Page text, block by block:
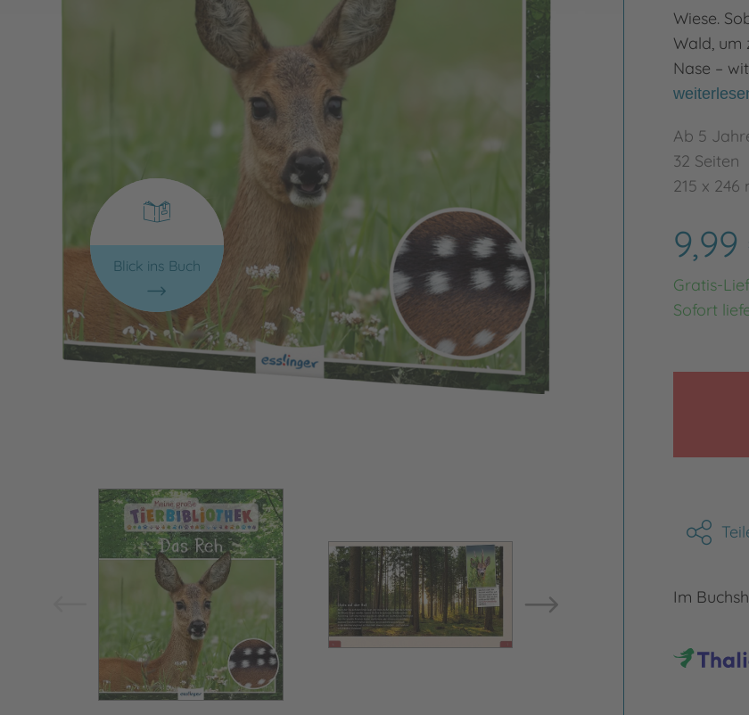
Blick ins Buch
Bild vergrößern
Wiese.
Wald, um
Nase –
Ab 5
32 Seiten
215 x 246
Gratis-
Sofort
Im